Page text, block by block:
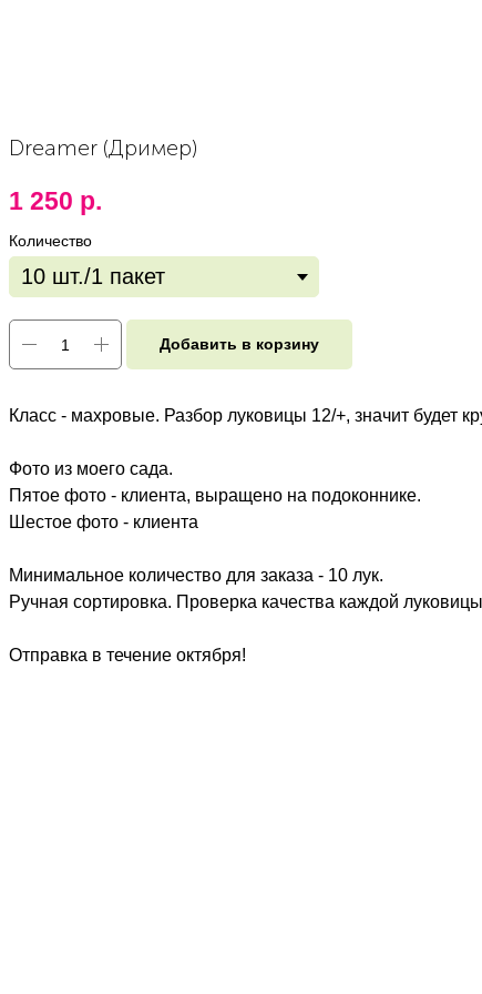
Dreamer (Дример)
1 250 р.
Количество
Добавить в корзину
Класс - махровые. Разбор луковицы 12/+, значит будет
Фото из моего сада.
Пятое фото - клиента, выращено на подоконнике.
Шестое фото - клиента
Минимальное количество для заказа - 10 лук.
Ручная сортировка. Проверка качества каждой луковицы
Отправка в течение октября!